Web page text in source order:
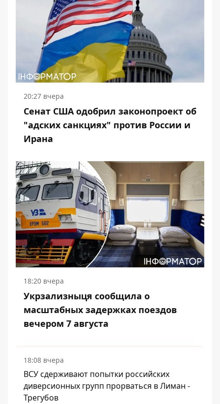
20:27 вчера
Сенат США одобрил законопроект об
"адских санкциях" против России и
Ирана
18:20 вчера
Укрзализныця сообщила о
масштабных задержках поездов
вечером 7 августа
18:08 вчера
ВСУ сдерживают попытки российских
диверсионных групп прорваться в Лиман -
Трегубов